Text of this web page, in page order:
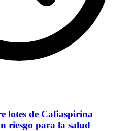
lotes de Cafiaspirina
riesgo para la salud